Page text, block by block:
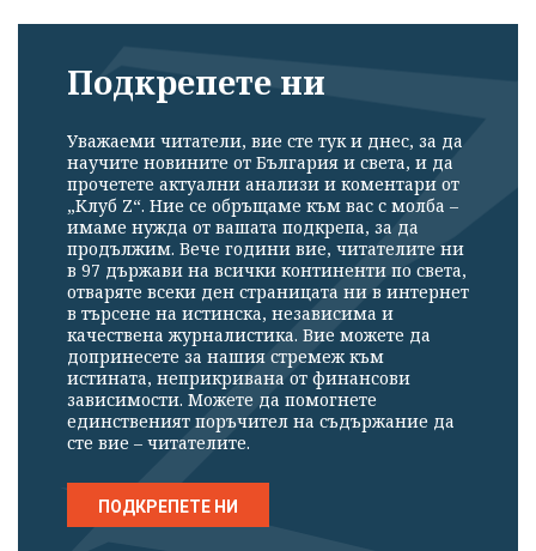
Подкрепете ни
Уважаеми читатели, вие сте тук и днес, за да
научите новините от България и света, и да
прочетете актуални анализи и коментари от
„Клуб Z“. Ние се обръщаме към вас с молба –
имаме нужда от вашата подкрепа, за да
продължим. Вече години вие, читателите ни
в 97 държави на всички континенти по света,
отваряте всеки ден страницата ни в интернет
в търсене на истинска, независима и
качествена журналистика. Вие можете да
допринесете за нашия стремеж към
истината, неприкривана от финансови
зависимости. Можете да помогнете
единственият поръчител на съдържание да
сте вие – читателите.
ПОДКРЕПЕТЕ НИ